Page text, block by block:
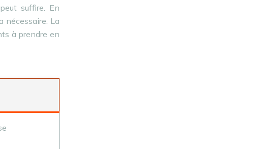
suffire. En
nécessaire. La
à prendre en